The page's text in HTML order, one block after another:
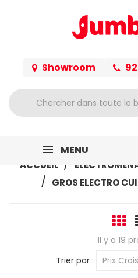
Showroom
MENU
ACCUEIL
GROS ELECTRO
Il y a 19
Trier par :
Prix